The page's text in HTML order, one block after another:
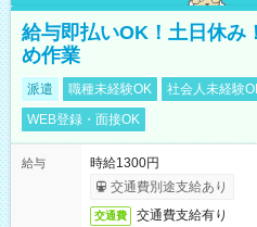
給与即払いOK！土日休み
め作業
派遣 職種未経験OK 社会人未経験
WEB登録・面接OK
給与
時給1300円
交通費別途支給あり
交通費 交通費支給有り